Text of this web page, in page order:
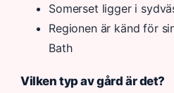
Somerset ligger i
Regionen är känd för
Bath
Vilken typ av gård är det?